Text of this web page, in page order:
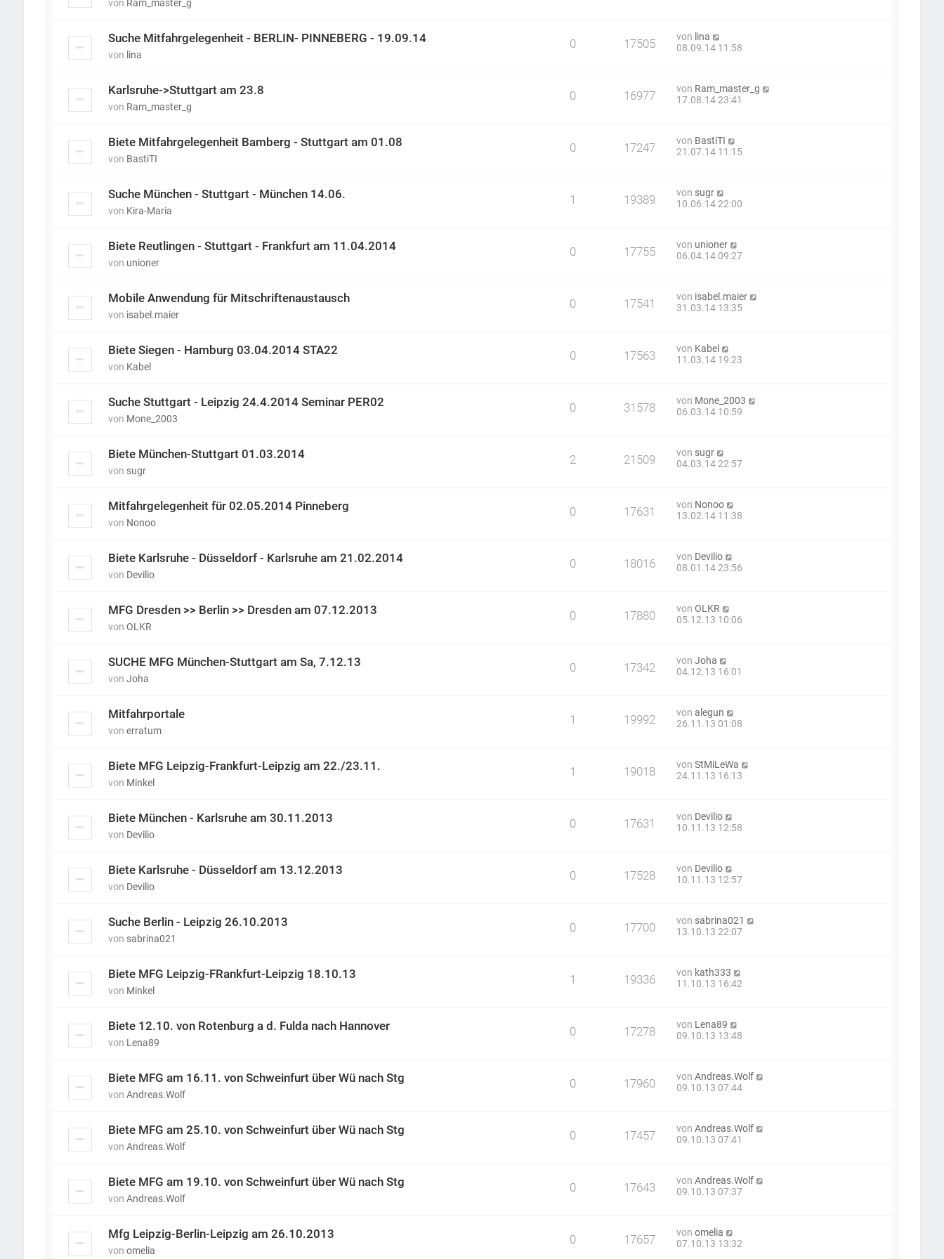
von Ram_master_g
Suche Mitfahrgelegenheit - BERLIN- PINNEBERG - 19.09.14
von lina
0 17505 von lina
08.09.14 11:58
Karlsruhe->Stuttgart am 23.8
von Ram_master_g
0 16977 von Ram_master_g
17.08.14 23:41
Biete Mitfahrgelegenheit Bamberg - Stuttgart am 01.08
von BastiTI
0 17247 von BastiTI
21.07.14 11:15
Suche München - Stuttgart - München 14.06.
von Kira-Maria
1 19389 von sugr
10.06.14 22:00
Biete Reutlingen - Stuttgart - Frankfurt am 11.04.2014
von unioner
0 17755 von unioner
06.04.14 09:27
Mobile Anwendung für Mitschriftenaustausch
von isabel.maier
0 17541 von isabel.maier
31.03.14 13:35
Biete Siegen - Hamburg 03.04.2014 STA22
von Kabel
0 17563 von Kabel
11.03.14 19:23
Suche Stuttgart - Leipzig 24.4.2014 Seminar PER02
von Mone_2003
0 31578 von Mone_2003
06.03.14 10:59
Biete München-Stuttgart 01.03.2014
von sugr
2 21509 von sugr
04.03.14 22:57
Mitfahrgelegenheit für 02.05.2014 Pinneberg
von Nonoo
0 17631 von Nonoo
13.02.14 11:38
Biete Karlsruhe - Düsseldorf - Karlsruhe am 21.02.2014
von Devilio
0 18016 von Devilio
08.01.14 23:56
MFG Dresden >> Berlin >> Dresden am 07.12.2013
von OLKR
0 17880 vonOLKR
05.12.13 10:06
SUCHE MFG München-Stuttgart am Sa, 7.12.13
von Joha
0 17342 vonJoha
04.12.13 16:01
Mitfahrportale
von erratum
1 19992 vonalegun
26.11.13 01:08
Biete MFG Leipzig-Frankfurt-Leipzig am 22./23.11.
von Minkel
1 19018 vonStMiLeWa
24.11.13 16:13
Biete München - Karlsruhe am 30.11.2013
von Devilio
0 17631 von Devilio
10.11.13 12:58
Biete Karlsruhe - Düsseldorf am 13.12.2013
von Devilio
0 17528 von Devilio
10.11.13 12:57
Suche Berlin - Leipzig 26.10.2013
von sabrina021
0 17700 von sabrina021
13.10.13 22:07
Biete MFG Leipzig-FRankfurt-Leipzig 18.10.13
von Minkel
1 19336 von kath333
11.10.13 16:42
Biete 12.10. von Rotenburg a d. Fulda nach Hannover
von Lena89
0 17278 von Lena89
09.10.13 13:48
Biete MFG am 16.11. von Schweinfurt über Wü nach Stg
von Andreas.Wolf
0 17960 vonAndreas.Wolf
09.10.13 07:44
Biete MFG am 25.10. von Schweinfurt über Wü nach Stg
von Andreas.Wolf
0 17457 vonAndreas.Wolf
09.10.13 07:41
Biete MFG am 19.10. von Schweinfurt über Wü nach Stg
von Andreas.Wolf
0 17643 vonAndreas.Wolf
09.10.13 07:37
Mfg Leipzig-Berlin-Leipzig am 26.10.2013
von omelia
0 17657 vonomelia
07.10.13 13:32